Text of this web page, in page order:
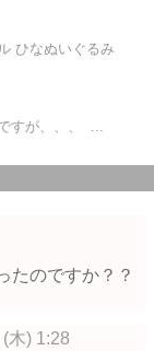
ひなぬいぐるみ
すが、、、 ...
たのですか？？
木) 1:28